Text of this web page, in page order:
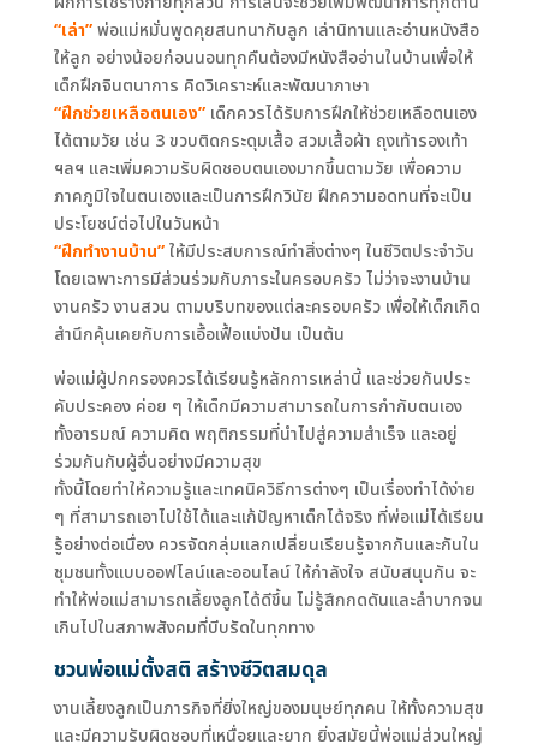
“เล่า”พ่อแม่หมั่นพูดคุยสนทนากับลูก เล่านิทานและอ่านหนังสือ
ให้ลูก อย่างน้อยก่อนนอนทุกคืนต้องมีหนังสืออ่านในบ้านเพื่อให้
เด็กฝึกจินตนาการ คิดวิเคราะห์และพัฒนาภาษา
“ฝึกช่วยเหลือตนเอง”เด็กควรได้รับการฝึกให้ช่วยเหลือตนเอง
ได้ตามวัย เช่น 3 ขวบติดกระดุมเสื้อ สวมเสื้อผ้า ถุงเท้ารองเท้า
ฯลฯ และเพิ่มความรับผิดชอบตนเองมากขึ้นตามวัย เพื่อความ
ภาคภูมิใจในตนเองและเป็นการฝึกวินัย ฝึกความอดทนที่จะเป็น
ประโยชน์ต่อไปในวันหน้า
“ฝึกทำงานบ้าน”ให้มีประสบการณ์ทำสิ่งต่างๆ ในชีวิตประจำวัน
โดยเฉพาะการมีส่วนร่วมกับภาระในครอบครัว ไม่ว่าจะงานบ้าน
งานครัว งานสวน ตามบริบทของแต่ละครอบครัว เพื่อให้เด็กเกิด
สำนึกคุ้นเคยกับการเอื้อเฟื้อแบ่งปัน เป็นต้น
พ่อแม่ผู้ปกครองควรได้เรียนรู้หลักการเหล่านี้ และช่วยกันประ
คับประคอง ค่อย ๆ ให้เด็กมีความสามารถในการกำกับตนเอง
ทั้งอารมณ์ ความคิด พฤติกรรมที่นำไปสู่ความสำเร็จ และอยู่
ร่วมกันกับผู้อื่นอย่างมีความสุข
ทั้งนี้โดยทำให้ความรู้และเทคนิควิธีการต่างๆ เป็นเรื่องทำได้ง่าย
ๆ ที่สามารถเอาไปใช้ได้และแก้ปัญหาเด็กได้จริง ที่พ่อแม่ได้เรียน
รู้อย่างต่อเนื่อง ควรจัดกลุ่มแลกเปลี่ยนเรียนรู้จากกันและกันใน
ชุมชนทั้งแบบออฟไลน์และออนไลน์ ให้กำลังใจ สนับสนุนกัน จะ
ทำให้พ่อแม่สามารถเลี้ยงลูกได้ดีขึ้น ไม่รู้สึกกดดันและลำบากจน
เกินไปในสภาพสังคมที่บีบรัดในทุกทาง
ชวนพ่อแม่ตั้งสติ สร้างชีวิตสมดุล
งานเลี้ยงลูกเป็นภารกิจที่ยิ่งใหญ่ของมนุษย์ทุกคน ให้ทั้งความสุข
และมีความรับผิดชอบที่เหนื่อยและยาก ยิ่งสมัยนี้พ่อแม่ส่วนใหญ่